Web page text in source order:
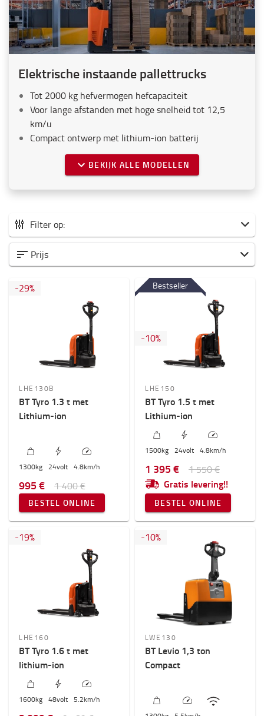
Elektrische instaande pallettrucks
Tot 2000 kg hefvermogen hefcapaciteit
Voor lange afstanden met hoge snelheid tot 12,5
km/u
Compact ontwerp met lithium-ion batterij
BEKIJK ALLE MODELLEN
Filter op:
Alle Elektrische pallettrucks
2500kg
300mm
Prijs
-29%
LHE130B
BT Tyro 1.3 t met
Lithium-ion
1300kg 24volt 4.8km/h
995 € 1 400 €
BESTEL ONLINE
Bestseller
-10%
LHE150
BT Tyro 1.5 t met
Lithium-ion
1500kg 24volt 4.8km/h
1 395 € 1 550 €
Gratis levering!!
BESTEL ONLINE
-19%
LHE160
BT Tyro 1.6 t met
lithium-ion
1600kg 48volt 5.2km/h
-10%
LWE130
BT Levio 1,3 ton
Compact